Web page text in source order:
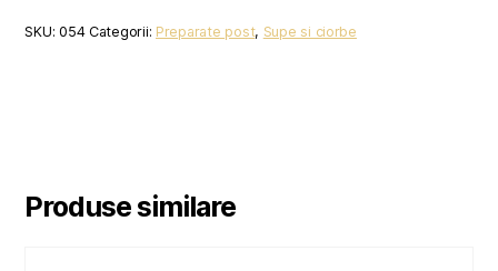
SKU:054 Categorii: Preparate post, Supe si ciorbe
Produse similare